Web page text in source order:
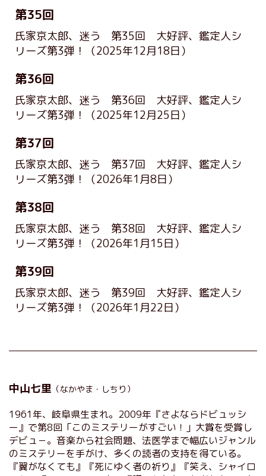
第35回
氏家京太郎、迷う 第35回 大好評、鑑定人シ
リーズ第3弾！
（2025年12月18日）
第36回
氏家京太郎、迷う 第36回 大好評、鑑定人シ
リーズ第3弾！
（2025年12月25日）
第37回
氏家京太郎、迷う 第37回 大好評、鑑定人シ
リーズ第3弾！
（2026年1月8日）
第38回
氏家京太郎、迷う 第38回 大好評、鑑定人シ
リーズ第3弾！
（2026年1月15日）
第39回
氏家京太郎、迷う 第39回 大好評、鑑定人シ
リーズ第3弾！
（2026年1月22日）
中山七里 （なかやま・しちり）
1961年、岐阜県生まれ。2009年『さよならドビュッシ
ー』で第8回「このミステリーがすごい！」大賞を受賞し
デビュ－。音楽から社会問題、法医学まで幅広いジャンル
のミステリーを手がけ、多くの読者の支持を得ている。
『翼がなくても』『死にゆく者の祈り』『笑え、シャイロ